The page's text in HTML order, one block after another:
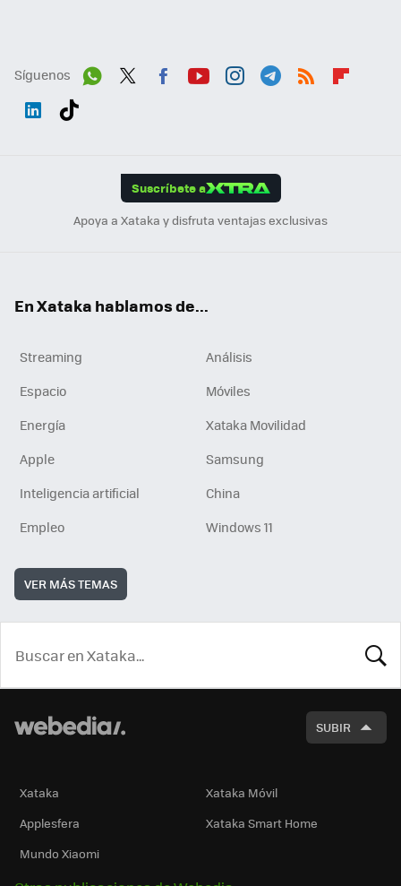
Síguenos
Suscríbete a
Apoya a Xataka y disfruta ventajas exclusivas
En Xataka hablamos de...
Streaming
Análisis
Espacio
Móviles
Energía
Xataka Movilidad
Apple
Samsung
Inteligencia artificial
China
Empleo
Windows 11
VER MÁS TEMAS
SUBIR
Xataka
Xataka Móvil
Applesfera
Xataka Smart Home
Mundo Xiaomi